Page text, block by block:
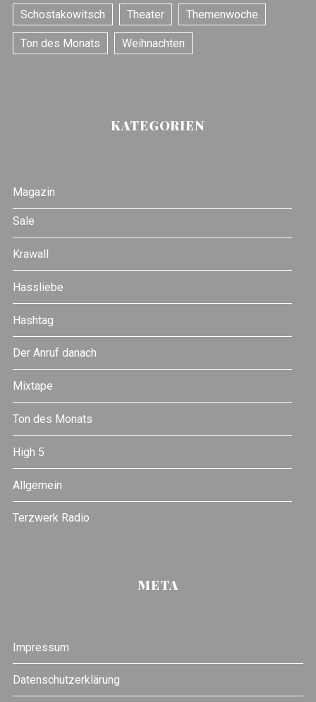
Schostakowitsch Theater Themenwoche
Ton des Monats Weihnachten
KATEGORIEN
Magazin
Sale
Krawall
Hassliebe
Hashtag
Der Anruf danach
Mixtape
Ton des Monats
High 5
Allgemein
Terzwerk Radio
META
Impressum
Datenschutzerklärung
: